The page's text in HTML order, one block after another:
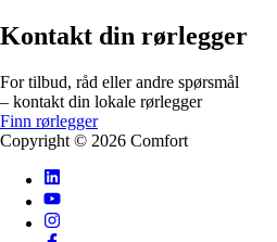
Kontakt din rørlegger
For tilbud, råd eller andre spørsmål
– kontakt din lokale rørlegger
Finn rørlegger
Copyright © 2026 Comfort